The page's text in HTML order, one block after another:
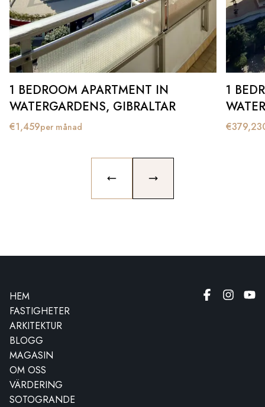
1 BEDROOM APARTMENT IN
WATERGARDENS, GIBRALTAR
€1,459per månad
1
€
PREVIOUS SLIDENEXT SLIDE
HEM
FASTIGHETER
ARKITEKTUR
BLOGG
MAGASIN
OM OSS
VÄRDERING
SOTOGRANDE